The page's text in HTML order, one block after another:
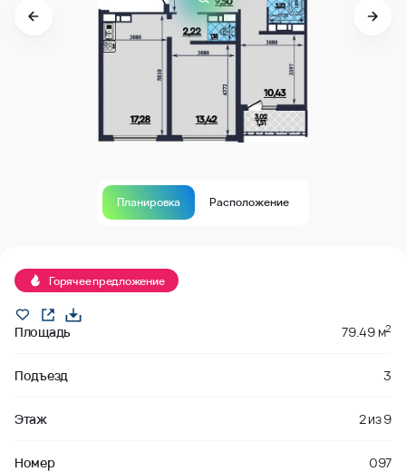
Планировка Расположение
Горячее предложение
Площадь 79.49 м2
Подъезд 3
Этаж 2из9
Номер 097